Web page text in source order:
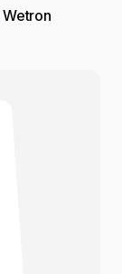
Wetron